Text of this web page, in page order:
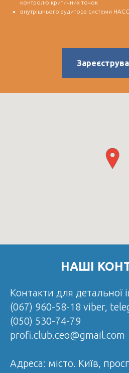
контролю критичних точок
внутрішнього аудитора системи
НАШІ
Контакти для детальної
(067) 960-58-18 viber,
(050) 530-74-79
profi.club.ceo@gmail.com
Адреса: місто. Київ,